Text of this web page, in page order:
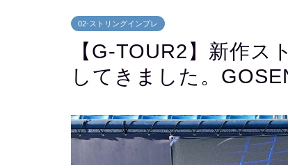
02-ストリングインプレ
【G-TOUR2】新作ス
してきました。